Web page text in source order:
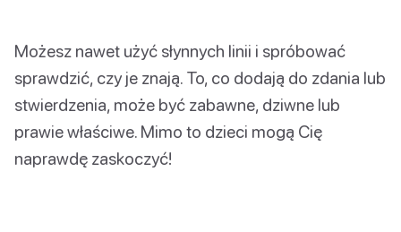
Możesz nawet użyć słynnych linii i spróbować
sprawdzić, czy je znają. To, co dodają do zdania lub
stwierdzenia, może być zabawne, dziwne lub
prawie właściwe. Mimo to dzieci mogą Cię
naprawdę zaskoczyć!